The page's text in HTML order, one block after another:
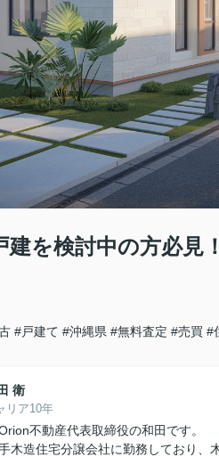
建を検討中の方必見
#戸建て #沖縄県 #無料査定 #売買 #
衛
リア10年
不動産代表取締役の和田です。
木造住宅分譲会社に勤務しており、